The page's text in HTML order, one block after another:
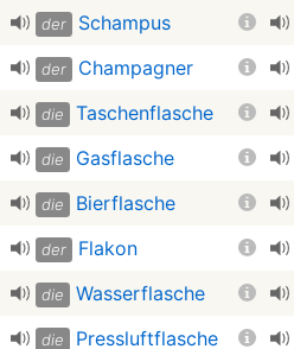
der Schampus
der Champagner
die Taschenflasche
die Gasflasche
die Bierflasche
der Flakon
die Wasserflasche
die Pressluftflasche